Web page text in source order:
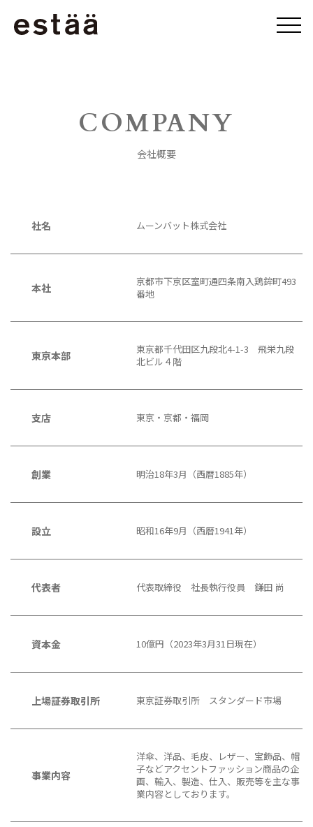
COMPANY
会社概要
社名 ムーンバット株式会社
本社
京都市下京区室町通四条南入鶏鉾町493
番地
東京本部
東京都千代田区九段北4-1-3 飛栄九段
北ビル４階
支店 東京・京都・福岡
創業 明治18年3月（西暦1885年）
設立 昭和16年9月（西暦1941年）
代表者 代表取締役 社長執行役員 鎌田 尚
資本金 10億円（2023年3月31日現在）
上場証券取引所 東京証券取引所 スタンダード市場
事業内容
洋傘、洋品、毛皮、レザー、宝飾品、帽
子などアクセントファッション商品の企
画、輸入、製造、仕入、販売等を主な事
業内容としております。